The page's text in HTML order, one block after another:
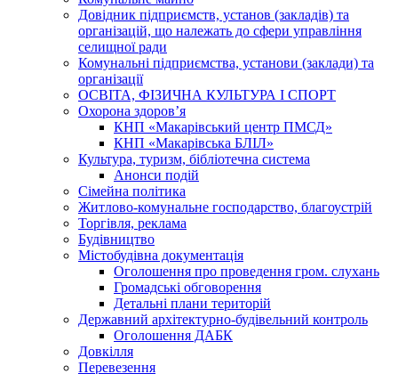
Довідник підприємств, установ (закладів) та
організацій, що належать до сфери управління
селищної ради
Комунальні підприємства, установи (заклади) та
організації
ОСВІТА, ФІЗИЧНА КУЛЬТУРА І СПОРТ
Охорона здоров’я
КНП «Макарівський центр ПМСД»
КНП «Макарівська БЛІЛ»
Культура, туризм, бібліотечна система
Анонси подій
Сімейна політика
Житлово-комунальне господарство, благоустрій
Торгівля, реклама
Будівництво
Містобудівна документація
Оголошення про проведення гром. слухань
Громадські обговорення
Детальні плани територій
Державний архітектурно-будівельний контроль
Оголошення ДАБК
Довкілля
Перевезення